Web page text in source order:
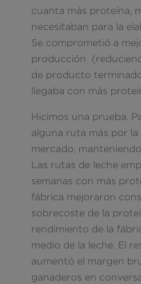
cuanta más proteína,
necesitaban para la
Se comprometió a
producción
de producto
llegaba con más
Hicimos una prueba.
alguna ruta más por
mercado,
Las rutas de leche
semanas con más
fábrica mejoraron
sobrecoste de la
rendimiento de la
medio de la leche. El
aumentó el margen
ganaderos en